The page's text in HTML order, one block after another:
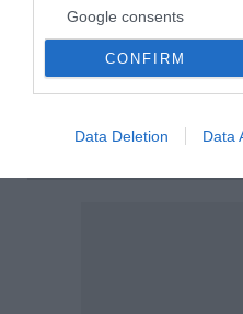
Google consents
CONFIRM
Data Deletion Data
Σήμερα, Δευτέρα 3
ηλεκτρονική πλατφόρμα
Έσχες του 2026. Οι
τις 24 Οκτωβρίου για να
12:35 | 03 Αυγούστου 2026